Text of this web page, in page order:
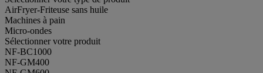
AirFryer-Friteuse sans huile
Machines à pain
Micro-ondes
Sélectionner votre produit
NF-BC1000
NF-GM400